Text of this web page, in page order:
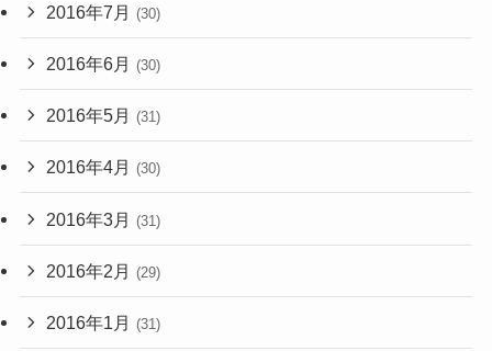
2016年7月 (30)
2016年6月 (30)
2016年5月 (31)
2016年4月 (30)
2016年3月 (31)
2016年2月 (29)
2016年1月 (31)